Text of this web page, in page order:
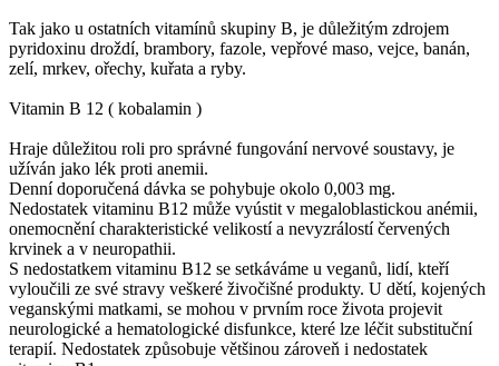
Tak jako u ostatních vitamínů skupiny B, je důležitým zdrojem
pyridoxinu droždí, brambory, fazole, vepřové maso, vejce, banán,
zelí, mrkev, ořechy, kuřata a ryby.
Vitamin B 12 ( kobalamin )
Hraje důležitou roli pro správné fungování nervové soustavy, je
užíván jako lék proti anemii.
Denní doporučená dávka se pohybuje okolo 0,003 mg.
Nedostatek vitaminu B12 může vyústit v megaloblastickou anémii,
onemocnění charakteristické velikostí a nevyzrálostí červených
krvinek a v neuropathii.
S nedostatkem vitaminu B12 se setkáváme u veganů, lidí, kteří
vyloučili ze své stravy veškeré živočišné produkty. U dětí, kojených
veganskými matkami, se mohou v prvním roce života projevit
neurologické a hematologické disfunkce, které lze léčit substituční
terapií. Nedostatek způsobuje většinou zároveň i nedostatek